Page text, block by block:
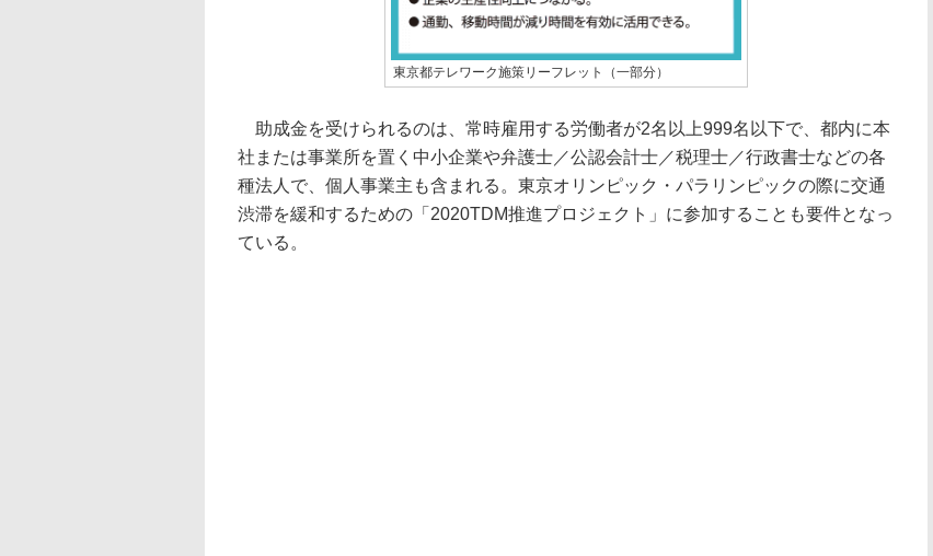
東京都テレワーク施策リーフレット（一部分）
助成金を受けられるのは、常時雇用する労働者が2名以上999名以下で、都内に本
社または事業所を置く中小企業や弁護士／公認会計士／税理士／行政書士などの各
種法人で、個人事業主も含まれる。東京オリンピック・パラリンピックの際に交通
渋滞を緩和するための「2020TDM推進プロジェクト」に参加することも要件となっ
ている。